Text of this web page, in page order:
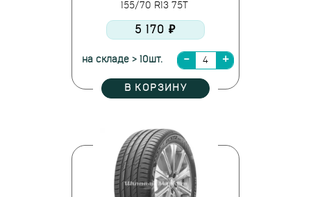
155/70 R13 75T
5 170 ₽
на складе > 10шт.
В КОРЗИНУ